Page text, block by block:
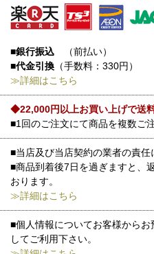
■銀行振込 （前払い）
■代金引換 （手数料：330円）
≫詳細はこちら
◆22,000円以上お買い上げで送
■1回のご注文にて商品を複数ご
■当店及び当店契約の業者の責任
■商品到着後7日を過ぎますと、
おります。
≫詳細はこちら
■個人情報についてお客様から
してご利用下さい。